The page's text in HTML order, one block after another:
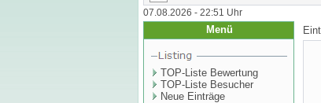
07.08.2026 - 22:51 Uhr
Menü
TOP-Liste Bewertung
TOP-Liste Besucher
Neue Einträge